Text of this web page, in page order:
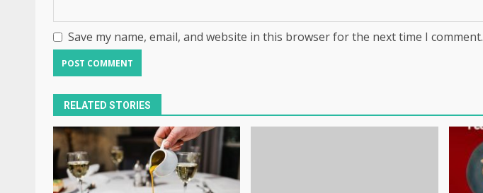
Save my name, email, and website in this browser for the next time I comment.
RELATED STORIES